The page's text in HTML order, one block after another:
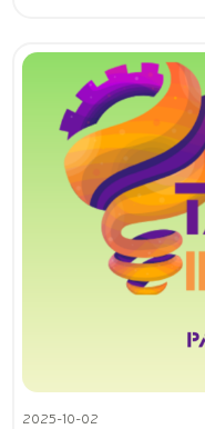
2025-10-02